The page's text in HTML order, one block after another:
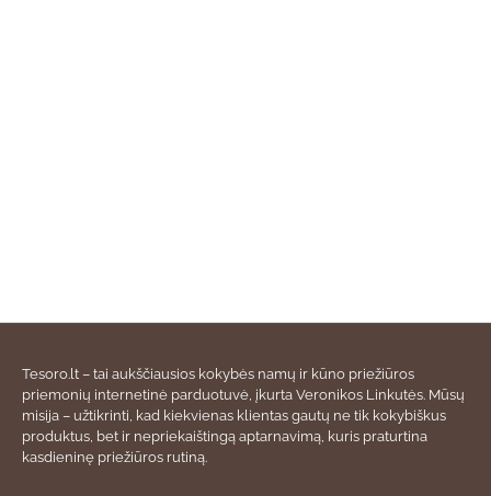
Tesoro.lt – tai aukščiausios kokybės namų ir kūno priežiūros
priemonių internetinė parduotuvė, įkurta Veronikos Linkutės. Mūsų
misija – užtikrinti, kad kiekvienas klientas gautų ne tik kokybiškus
produktus, bet ir nepriekaištingą aptarnavimą, kuris praturtina
kasdieninę priežiūros rutiną.